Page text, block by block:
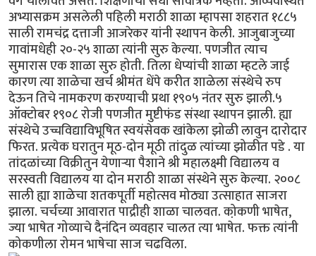
अभ्यासक्रम असलेली पहिली मराठी शाळा म्हापसा शहरात १८८५
साली रामचंद्र दत्ताजी आजरेकर यांनी स्थापन केली. आजुबाजुच्या
गावांमधेही २०-२५ शाळा त्यांनी सुरु केल्या. पणजीत त्याच
सुमारास एक शाळा सुरु होती. तिला धेप्यांची शाळा म्हटले जाई
कारण त्या शाळेचा खर्च श्रीमंत धेंपे करीत शाळेला संस्थेचे रुप
देऊन तिचे नामकरण करण्याची प्रथा १९०५ नंतर सुरु झाली.५
ऑक्टोबर १९०८ रोजी पणजीत मुष्टीफंड संस्था स्थापन झाली. ह्या
संस्थेचे उच्चविद्याविभूषित स्वयंसेवक खांकेला झोळी लावुन दारोदार
फिरत. प्रत्येक घरातुन मूठ-दोन मूठी तांदुळ त्यांच्या झोळीत पडे . या
तांदळांच्या विक्रीतुन येणार्‍या पैशाने श्री महालक्ष्मी विद्यालय व
सरस्वती विद्यालय या दोन मराठी शाळा संस्थेने सुरु केल्या. २००८
साली ह्या शाळेचा शतकपूर्ती महोत्सव मोठ्या उत्साहात साजरा
झाला. चर्चच्या आवारात पाद्रीही शाळा चालवत. को़कणी भाषेत,
ज्या भाषेत गोव्याचे दैनंदिन व्यवहार चालत त्या भाषेत. फक्त त्यांनी
कोकणीला रोमन भाषेचा साज चढविला.